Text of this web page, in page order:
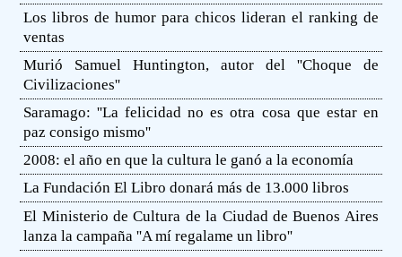
Los libros de humor para chicos lideran el ranking de
ventas
Murió Samuel Huntington, autor del ''Choque de
Civilizaciones''
Saramago: ''La felicidad no es otra cosa que estar en
paz consigo mismo''
2008: el año en que la cultura le ganó a la economía
La Fundación El Libro donará más de 13.000 libros
El Ministerio de Cultura de la Ciudad de Buenos Aires
lanza la campaña ''A mí regalame un libro''